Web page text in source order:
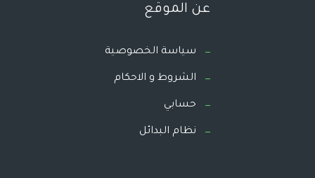
عن الموقع
سياسة الخصوصية
الشروط و الاحكام
حسابي
نظام البدائل